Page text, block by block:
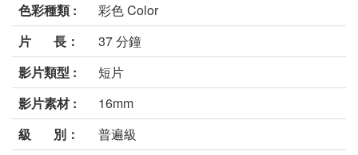
色彩種類 :
彩色 Color
片 長：
37 分鐘
影片類型 :
短片
影片素材 :
16mm
級 別：
普遍級